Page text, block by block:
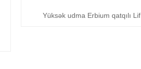
Yüksək udma Erbium qatqılı Lif